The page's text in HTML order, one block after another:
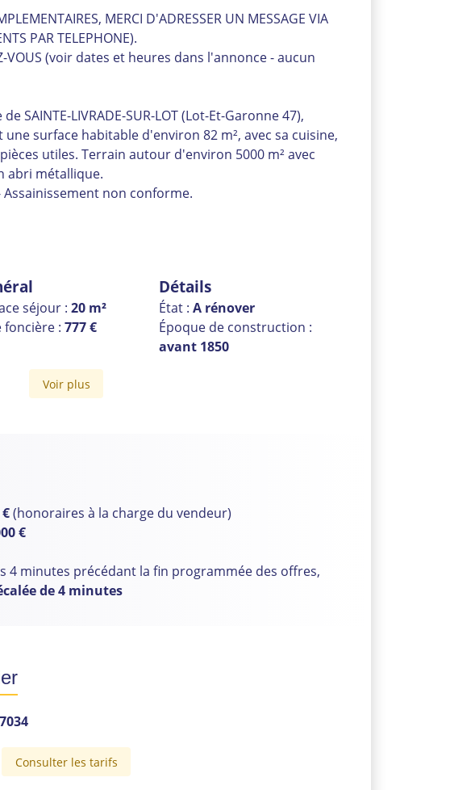
MERCI D'ADRESSER UN MESSAGE VIA
PAR TELEPHONE).
VOUS (voir dates et heures dans l'annonce - aucun
SAINTE-LIVRADE-SUR-LOT (Lot-Et-Garonne 47),
surface habitable d'environ 82 m², avec sa cuisine,
utiles. Terrain autour d'environ 5000 m² avec
abri métallique.
non conforme.
séjour : 20 m²
foncière : 777 €
Détails
État :A rénover
Époque de construction :
avant 1850
Voir plus
(honoraires à la charge du vendeur)
€
4 minutes précédant la fin programmée des offres,
de 4 minutes
€ TTC
Consulter les tarifs